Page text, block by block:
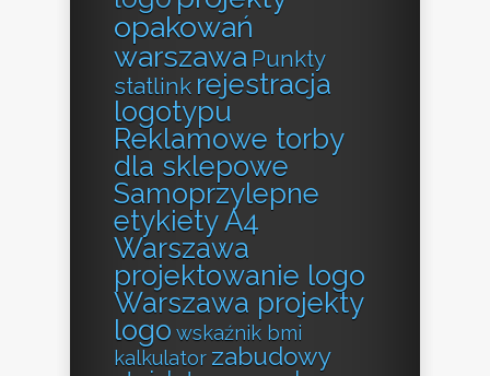
opakowań
warszawa Punkty
statlink rejestracja
logotypu
Reklamowe torby
dla sklepowe
Samoprzylepne
etykiety A4
Warszawa
projektowanie logo
Warszawa projekty
logo wskaźnik bmi
kalkulator zabudowy